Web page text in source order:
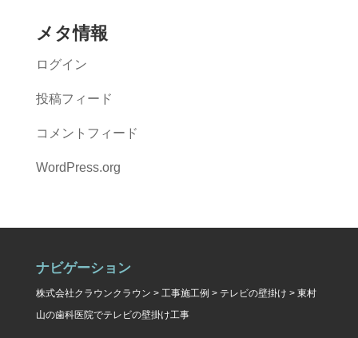
メタ情報
ログイン
投稿フィード
コメントフィード
WordPress.org
ナビゲーション
株式会社クラウンクラウン > 工事施工例 > テレビの壁掛け > 東村
山の歯科医院でテレビの壁掛け工事